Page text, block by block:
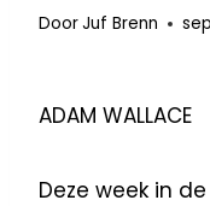
DoorJuf Brenn
ADAM WALLACE
Deze week in